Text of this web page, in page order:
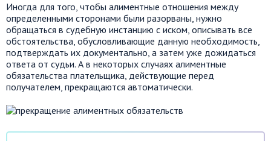
Иногда для того, чтобы алиментные отношения между
определенными сторонами были разорваны, нужно
обращаться в судебную инстанцию с иском, описывать все
обстоятельства, обусловливающие данную необходимость,
подтверждать их документально, а затем уже дожидаться
ответа от судьи. А в некоторых случаях алиментные
обязательства плательщика, действующие перед
получателем, прекращаются автоматически.